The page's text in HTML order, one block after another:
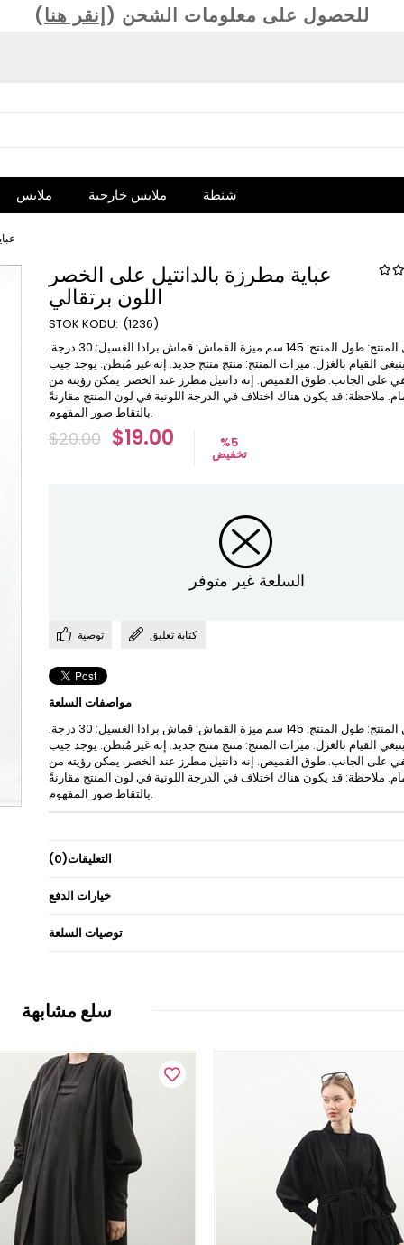
(للحصول على معلومات الشحن (إنقر هنا
ملابس ملابس خارجية شنطة
عباية مطرزة بالدانتيل على الخصر
اللون برتقالي
(1236)
تفاصيل المنتج: طول المنتج: 145 سم ميزة القماش: قماش برادا الغسيل: 30 درجة.
ينبغي القيام بالغزل. ميزات المنتج: منتج منتج جديد. إنه غير مُبطن. يوجد جيب
على الجانب. طوق القميص. إنه دانتيل مطرز عند الخصر. يمكن رؤيته من
ملاحظة: قد يكون هناك اختلاف في الدرجة اللونية في لون المنتج مقارنةً
بالتقاط صور المفهوم.
$20.00 $19.00 %5
تخفيض
السلعة غير متوفر
توصية كتابة تعليق
مواصفات السلعة
تفاصيل المنتج: طول المنتج: 145 سم ميزة القماش: قماش برادا الغسيل: 30 درجة.
ينبغي القيام بالغزل. ميزات المنتج: منتج منتج جديد. إنه غير مُبطن. يوجد جيب
على الجانب. طوق القميص. إنه دانتيل مطرز عند الخصر. يمكن رؤيته من
ملاحظة: قد يكون هناك اختلاف في الدرجة اللونية في لون المنتج مقارنةً
بالتقاط صور المفهوم.
التعليقات(0)
خيارات الدفع
توصيات السلعة
سلع مشابهة